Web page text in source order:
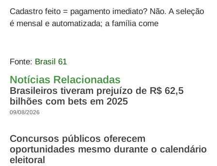
Cadastro feito = pagamento imediato? Não. Aseleção
é mensal e automatizada; a família come
Fonte: Brasil 61
Notícias Relacionadas
Brasileiros tiveram prejuízo de R$ 62,5
bilhões com bets em 2025
09/08/2026
Concursos públicos oferecem
oportunidades mesmo durante o calendário
eleitoral